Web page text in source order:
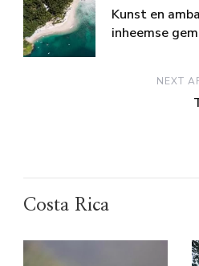
Kunst en
inheemse
NEXT
Costa Rica